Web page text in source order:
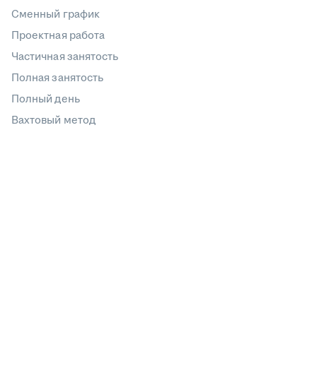
Сменный график
Проектная работа
Частичная занятость
Полная занятость
Полный день
Вахтовый метод